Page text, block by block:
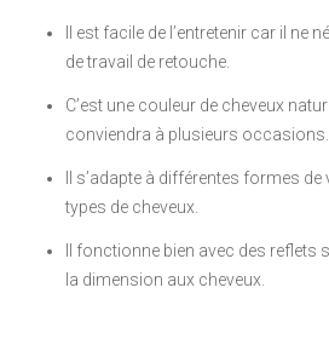
Il est facile de l’entretenir car il ne
de travail de retouche.
C’est une couleur de cheveux
conviendra à plusieurs occasions.
Il s’adapte à différentes formes
types de cheveux.
Il fonctionne bien avec des reflets
la dimension aux cheveux.